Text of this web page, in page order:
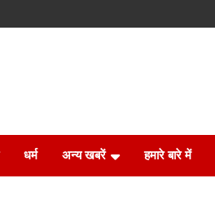
धर्म अन्य खबरें हमारे बारे में